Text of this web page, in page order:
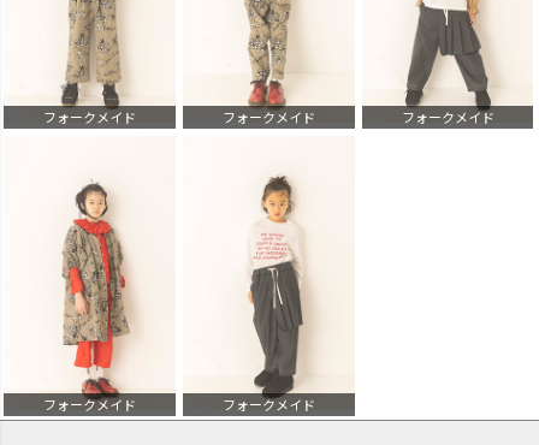
フォークメイド フォークメイド フォークメイド
フォークメイド フォークメイド